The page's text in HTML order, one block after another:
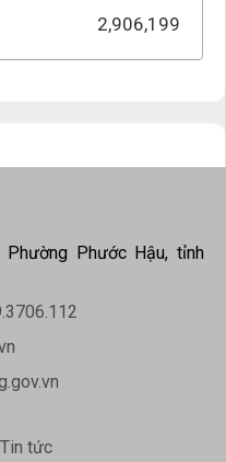
2,906,199
Phước Hậu, tỉnh
Tin tức